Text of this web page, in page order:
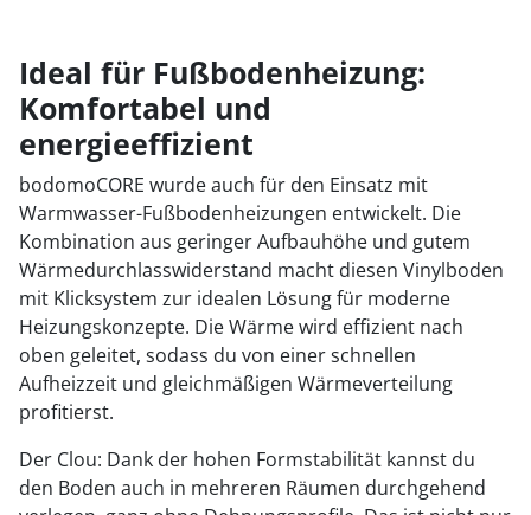
Ideal für Fußbodenheizung:
Komfortabel und
energieeffizient
bodomoCORE wurde auch für den Einsatz mit
Warmwasser-Fußbodenheizungen entwickelt. Die
Kombination aus geringer Aufbauhöhe und gutem
Wärmedurchlasswiderstand macht diesen Vinylboden
mit Klicksystem zur idealen Lösung für moderne
Heizungskonzepte. Die Wärme wird effizient nach
oben geleitet, sodass du von einer schnellen
Aufheizzeit und gleichmäßigen Wärmeverteilung
profitierst.
Der Clou: Dank der hohen Formstabilität kannst du
den Boden auch in mehreren Räumen durchgehend